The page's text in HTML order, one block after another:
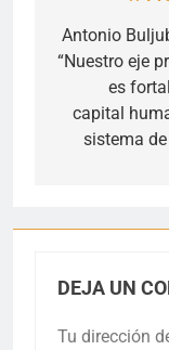
de
entradas
Antonio
“Nuestro eje
es
capital
sistema
DEJA UN
Tu dirección